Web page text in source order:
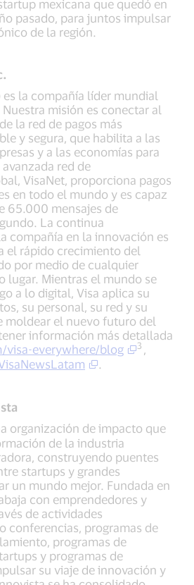
mexicana que quedó en
pasado, para juntos impulsar
de la región.
es la compañía líder mundial
misión es conectar al
la red de pagos más
y segura, que habilita a las
y a las economías para
red de
VisaNet, proporciona pagos
en todo el mundo y es capaz
65.000 mensajes de
La continua
compañía en la innovación es
el rápido crecimiento del
por medio de cualquier
lugar. Mientras el mundo se
a lo digital, Visa aplica su
su personal, su red y su
moldear el nuevo futuro del
información más detallada
visa-everywhere/blog 3
organización de impacto que
de la industria
construyendo puentes
startups y grandes
un mundo mejor. Fundada en
con emprendedores y
de actividades
conferencias, programas de
programas de
y programas de
su viaje de innovación y